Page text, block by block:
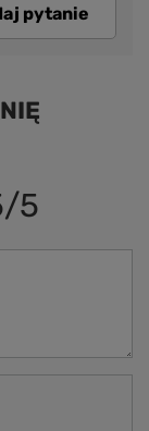
pytanie
5